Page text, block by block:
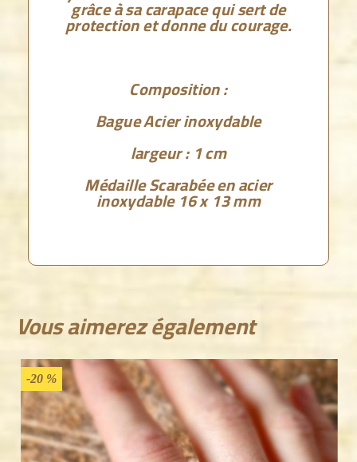
grâce à sa carapace qui sert de
protection et donne du courage.
Composition :
Bague Acier inoxydable
largeur : 1 cm
Médaille Scarabée en acier
inoxydable 16 x 13 mm
Vous aimerez également
-20 %